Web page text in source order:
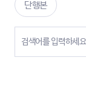
단행본